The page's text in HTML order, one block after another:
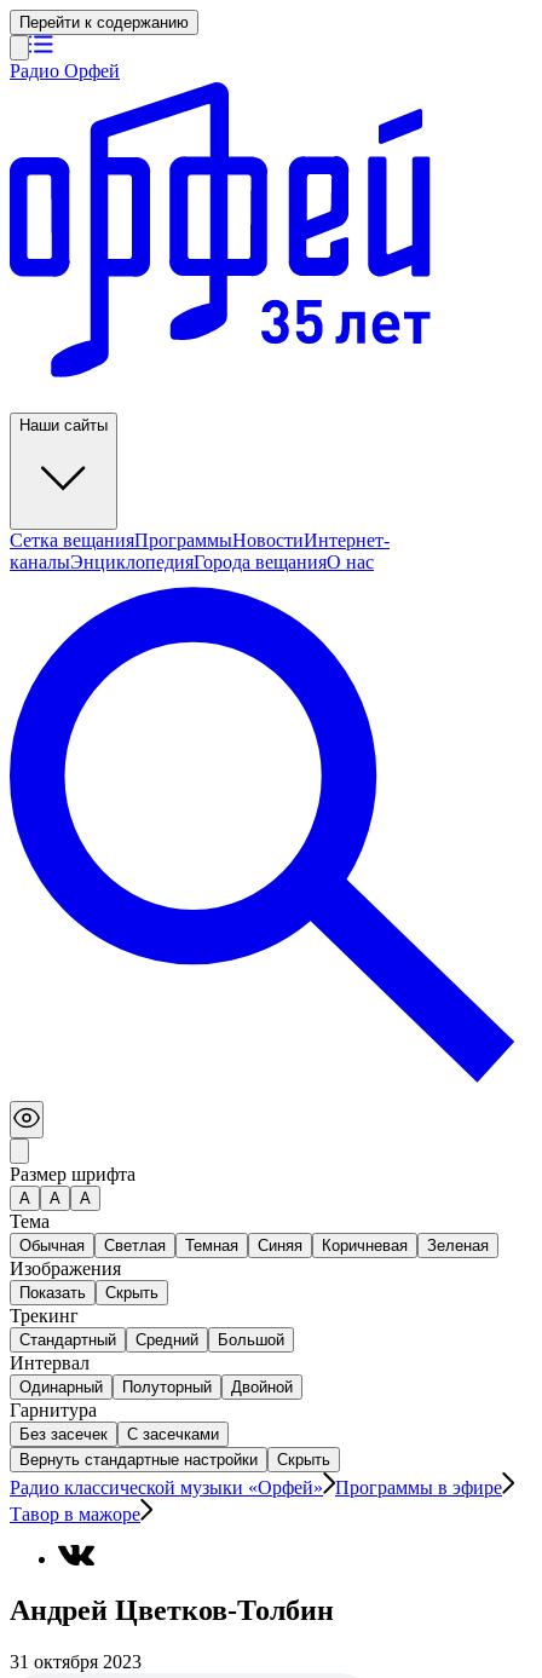
Перейти к содержанию
Радио Орфей
Наши сайты
Сетка вещанияПрограммыНовостиИнтернет-
каналыЭнциклопедияГорода вещанияО нас
Размер шрифта
А A A
Тема
Обычная Светлая Темная Синяя Коричневая Зеленая
Изображения
Показать Скрыть
Трекинг
Стандартный Средний Большой
Интервал
Одинарный Полуторный Двойной
Гарнитура
Без засечек
С засечками
Вернуть стандартные настройки
Скрыть
Радио классической музыки «Орфей»
Программы в эфире
Тавор в мажоре
Андрей Цветков-Толбин
31 октября 2023